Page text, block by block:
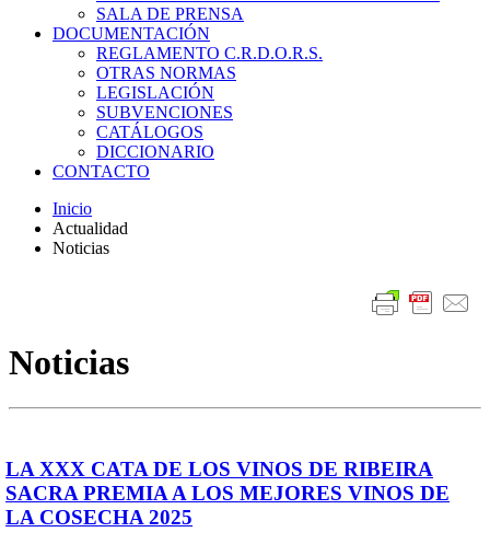
SALA DE PRENSA
DOCUMENTACIÓN
REGLAMENTO C.R.D.O.R.S.
OTRAS NORMAS
LEGISLACIÓN
SUBVENCIONES
CATÁLOGOS
DICCIONARIO
CONTACTO
Inicio
Actualidad
Noticias
Noticias
LA XXX CATA DE LOS VINOS DE RIBEIRA
SACRA PREMIA A LOS MEJORES VINOS DE
LA COSECHA 2025